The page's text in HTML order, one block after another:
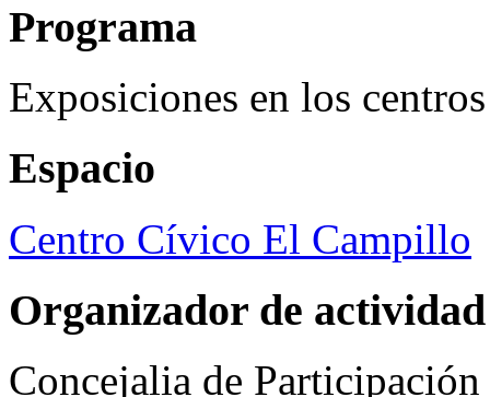
Programa
Exposiciones en los
Espacio
Centro Cívico El Campillo
Organizador de actividad
Concejalia de